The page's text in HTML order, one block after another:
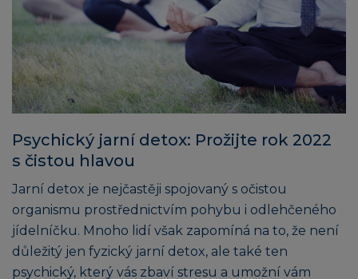
Psychický jarní detox: Prožijte rok 2022
s čistou hlavou
Jarní detox je nejčastěji spojovaný s očistou
organismu prostřednictvím pohybu i odlehčeného
jídelníčku. Mnoho lidí však zapomíná na to, že není
důležitý jen fyzický jarní detox, ale také ten
psychický, který vás zbaví stresu a umožní vám